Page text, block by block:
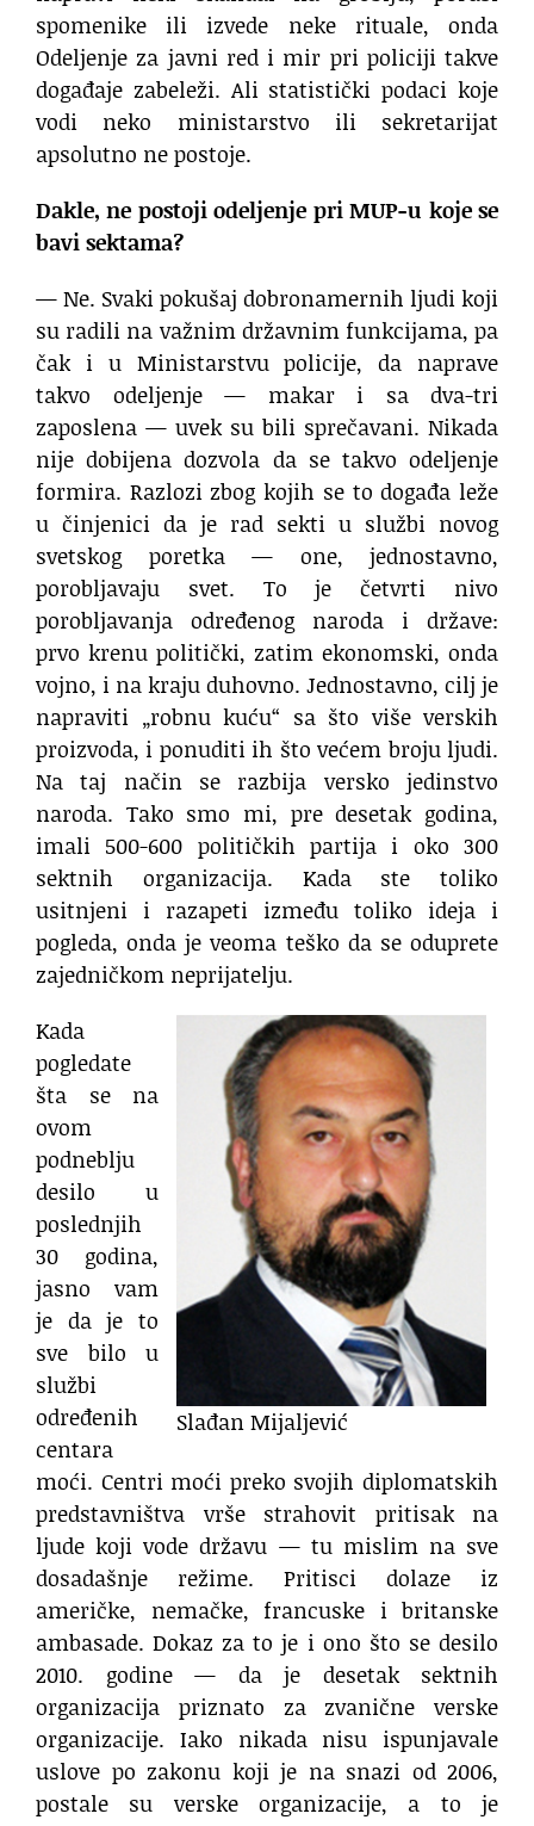
spomenike ili izvede neke rituale, onda
Odeljenje za javni red i mir pri policiji takve
događaje zabeleži. Ali statistički podaci koje
vodi neko ministarstvo ili sekretarijat
apsolutno ne postoje.
Dakle, ne postoji odeljenje pri MUP-u koje se
bavi sektama?
— Ne. Svaki pokušaj dobronamernih ljudi koji
su radili na važnim državnim funkcijama, pa
čak i u Ministarstvu policije, da naprave
takvo odeljenje — makar i sa dva-tri
zaposlena — uvek su bili sprečavani. Nikada
nije dobijena dozvola da se takvo odeljenje
formira. Razlozi zbog kojih se to događa leže
u činjenici da je rad sekti u službi novog
svetskog poretka — one, jednostavno,
porobljavaju svet. To je četvrti nivo
porobljavanja određenog naroda i države:
prvo krenu politički, zatim ekonomski, onda
vojno, i na kraju duhovno. Jednostavno, cilj je
napraviti „robnu kuću“ sa što više verskih
proizvoda, i ponuditi ih što većem broju ljudi.
Na taj način se razbija versko jedinstvo
naroda. Tako smo mi, pre desetak godina,
imali 500-600 političkih partija i oko 300
sektnih organizacija. Kada ste toliko
usitnjeni i razapeti između toliko ideja i
pogleda, onda je veoma teško da se oduprete
zajedničkom neprijatelju.
Slađan Mijaljević
Kada
pogledate
šta se na
ovom
podneblju
desilo u
poslednjih
30 godina,
jasno vam
je da je to
sve bilo u
službi
određenih
centara
moći. Centri moći preko svojih diplomatskih
predstavništva vrše strahovit pritisak na
ljude koji vode državu — tu mislim na sve
dosadašnje režime. Pritisci dolaze iz
američke, nemačke, francuske i britanske
ambasade. Dokaz za to je i ono što se desilo
2010. godine — da je desetak sektnih
organizacija priznato za zvanične verske
organizacije. Iako nikada nisu ispunjavale
uslove po zakonu koji je na snazi od 2006,
postale su verske organizacije, a to je